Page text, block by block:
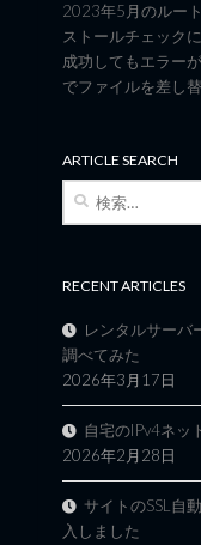
2023年5月のルー
ストールチェック
成功してもエラー
でファイルを差し
ARTICLE SEARCH
RECENT ARTICLES
レンタルサーバ
調べてみた
2026年3月17日
自宅のIPv4ネッ
2026年2月28日
サイトのSSL自
入しました